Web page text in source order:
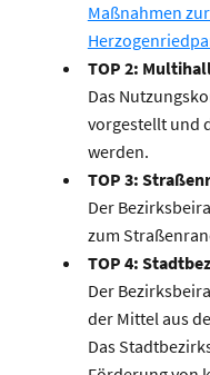
Maßnahmen
TOP 2:
Das
vorgestellt und
werden.
TOP 3:
Der
zum
TOP 4:
Der
der Mittel aus
Das